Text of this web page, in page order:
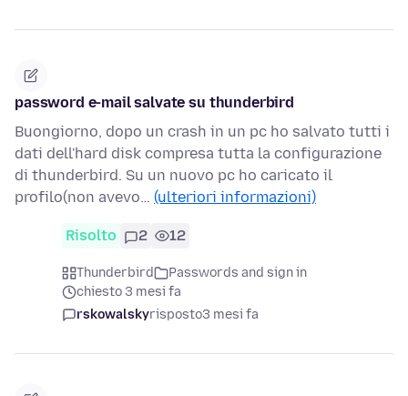
password e-mail salvate su thunderbird
Buongiorno, dopo un crash in un pc ho salvato tutti i
dati dell'hard disk compresa tutta la configurazione
di thunderbird. Su un nuovo pc ho caricato il
profilo(non avevo… (ulteriori informazioni)
Risolto 2 12
Thunderbird
Passwords and sign in
chiesto 3 mesi fa
rskowalskyrisposto3 mesi fa